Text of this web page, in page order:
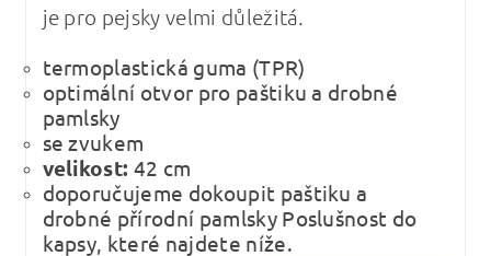
je pro pejsky velmi důležitá.
termoplastická guma (TPR)
optimální otvor pro paštiku a drobné
pamlsky
se zvukem
velikost: 42 cm
doporučujeme dokoupit paštiku a
drobné přírodní pamlsky Poslušnost do
kapsy, které najdete níže.